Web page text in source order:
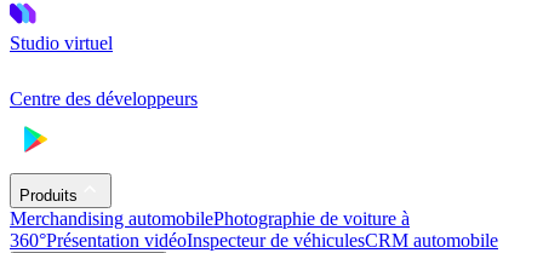
Studio virtuel
Centre des développeurs
Produits
Merchandising automobilePhotographie de voiture à
360°Présentation vidéoInspecteur de véhiculesCRM automobile